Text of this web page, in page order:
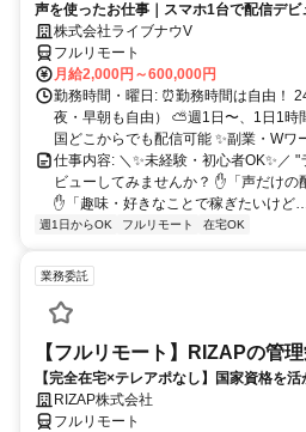
声を使ったお仕事｜スマホ1台で配信デ
～OK♪
株式会社ライブナウV
フルリモート
月給2,000円～600,000円
勤務時間・曜日: ⏰勤務時間は自由！
夜・早朝も自由） ⛅週1日〜、1日1時
国どこからでも配信可能 ✨副業・Wワ
仕事内容: ＼✨未経験・初心者OK✨／
ビューしてみませんか？ ✋「声だけ
✋「趣味・好きなことで稼ぎたいけど
週1日からOK フルリモート 在宅OK
業務委託
【フルリモート】RIZAPの管
【完全在宅×テレアポなし】国家資格を
う一つの安心」を。主婦・Wワーカー活
方以降の数時間だけ」など、生活リズム
RIZAP株式会社
フルリモート